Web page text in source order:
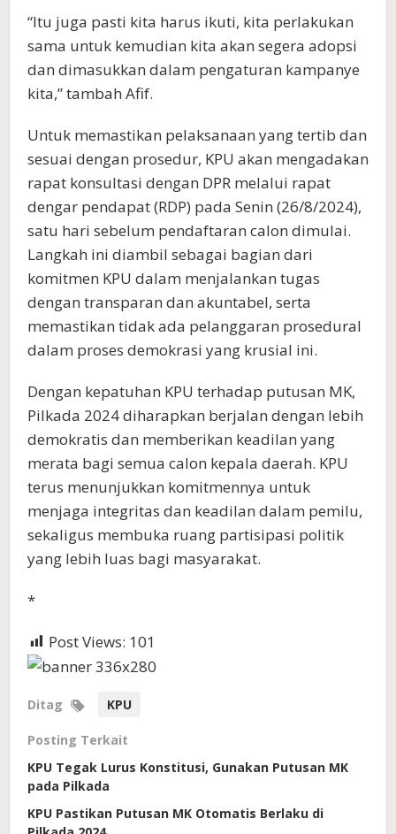
“Itu juga pasti kita harus ikuti, kita perlakukan
sama untuk kemudian kita akan segera adopsi
dan dimasukkan dalam pengaturan kampanye
kita,” tambah Afif.
Untuk memastikan pelaksanaan yang tertib dan
sesuai dengan prosedur, KPU akan mengadakan
rapat konsultasi dengan DPR melalui rapat
dengar pendapat (RDP) pada Senin (26/8/2024),
satu hari sebelum pendaftaran calon dimulai.
Langkah ini diambil sebagai bagian dari
komitmen KPU dalam menjalankan tugas
dengan transparan dan akuntabel, serta
memastikan tidak ada pelanggaran prosedural
dalam proses demokrasi yang krusial ini.
Dengan kepatuhan KPU terhadap putusan MK,
Pilkada 2024 diharapkan berjalan dengan lebih
demokratis dan memberikan keadilan yang
merata bagi semua calon kepala daerah. KPU
terus menunjukkan komitmennya untuk
menjaga integritas dan keadilan dalam pemilu,
sekaligus membuka ruang partisipasi politik
yang lebih luas bagi masyarakat.
*
Post Views: 101
Ditag KPU
Posting Terkait
KPU Tegak Lurus Konstitusi, Gunakan Putusan MK
pada Pilkada
KPU Pastikan Putusan MK Otomatis Berlaku di